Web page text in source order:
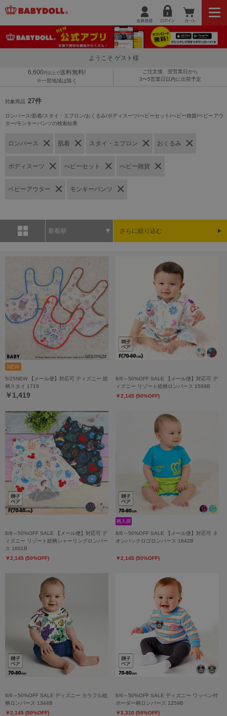
ようこそ ゲスト様
6,600 円以上で送料無料!
※一部地域は除く
ご注文後、翌営業日から
3〜5営業日以内に出荷予定
対象商品 27件
ロンパース/肌着/スタイ・エプロン/おくるみ/ボディスーツ/べビーセット/べビー雑貨/ベビーアウ
ター/モンキーパンツの検索結果
ロンパース 肌着 スタイ・エプロン おくるみ
ボディスーツ べビーセット べビー雑貨
ベビーアウター モンキーパンツ
新着順 さらに絞り込む
5/25NEW 【メール便】対応可 ディズニー 総
柄スタイ 1719
￥1,419
8/6～50%OFF SALE 【メール便】対応可 デ
ィズニー リゾート総柄ロンパース 1599B
￥2,145 (50%OFF)
8/6～50%OFF SALE 【メール便】対応可 デ
ィズニー リゾート総柄シャーリングロンパー
ス 1601B
￥2,145 (50%OFF)
8/6～50%OFF SALE 【メール便】対応可 ネ
オンバックロゴロンパース 1642B
￥2,145 (50%OFF)
8/6～50%OFF SALE ディズニー カラフル総
柄ロンパース 1344B
￥2,145 (50%OFF)
8/6～50%OFF SALE ディズニー ワッペン付
ボーダー柄ロンパース 1259B
￥2,310 (50%OFF)